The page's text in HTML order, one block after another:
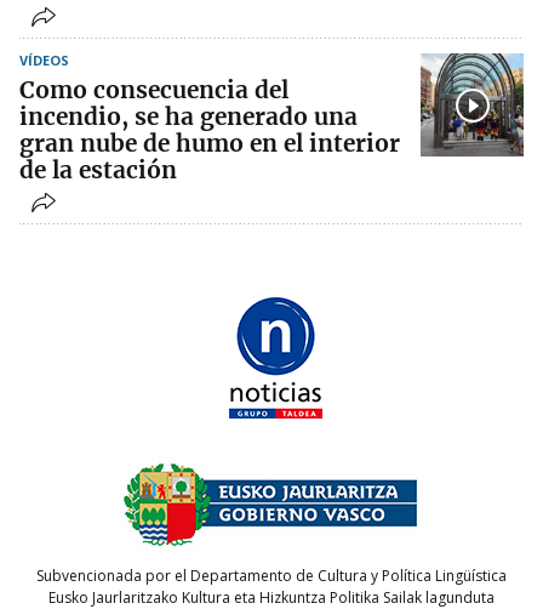
VÍDEOS
Como consecuencia del
incendio, se ha generado una
gran nube de humo en el interior
de la estación
Subvencionada por el Departamento de Cultura y Política Lingüística
Eusko Jaurlaritzako Kultura eta Hizkuntza Politika Sailak lagunduta